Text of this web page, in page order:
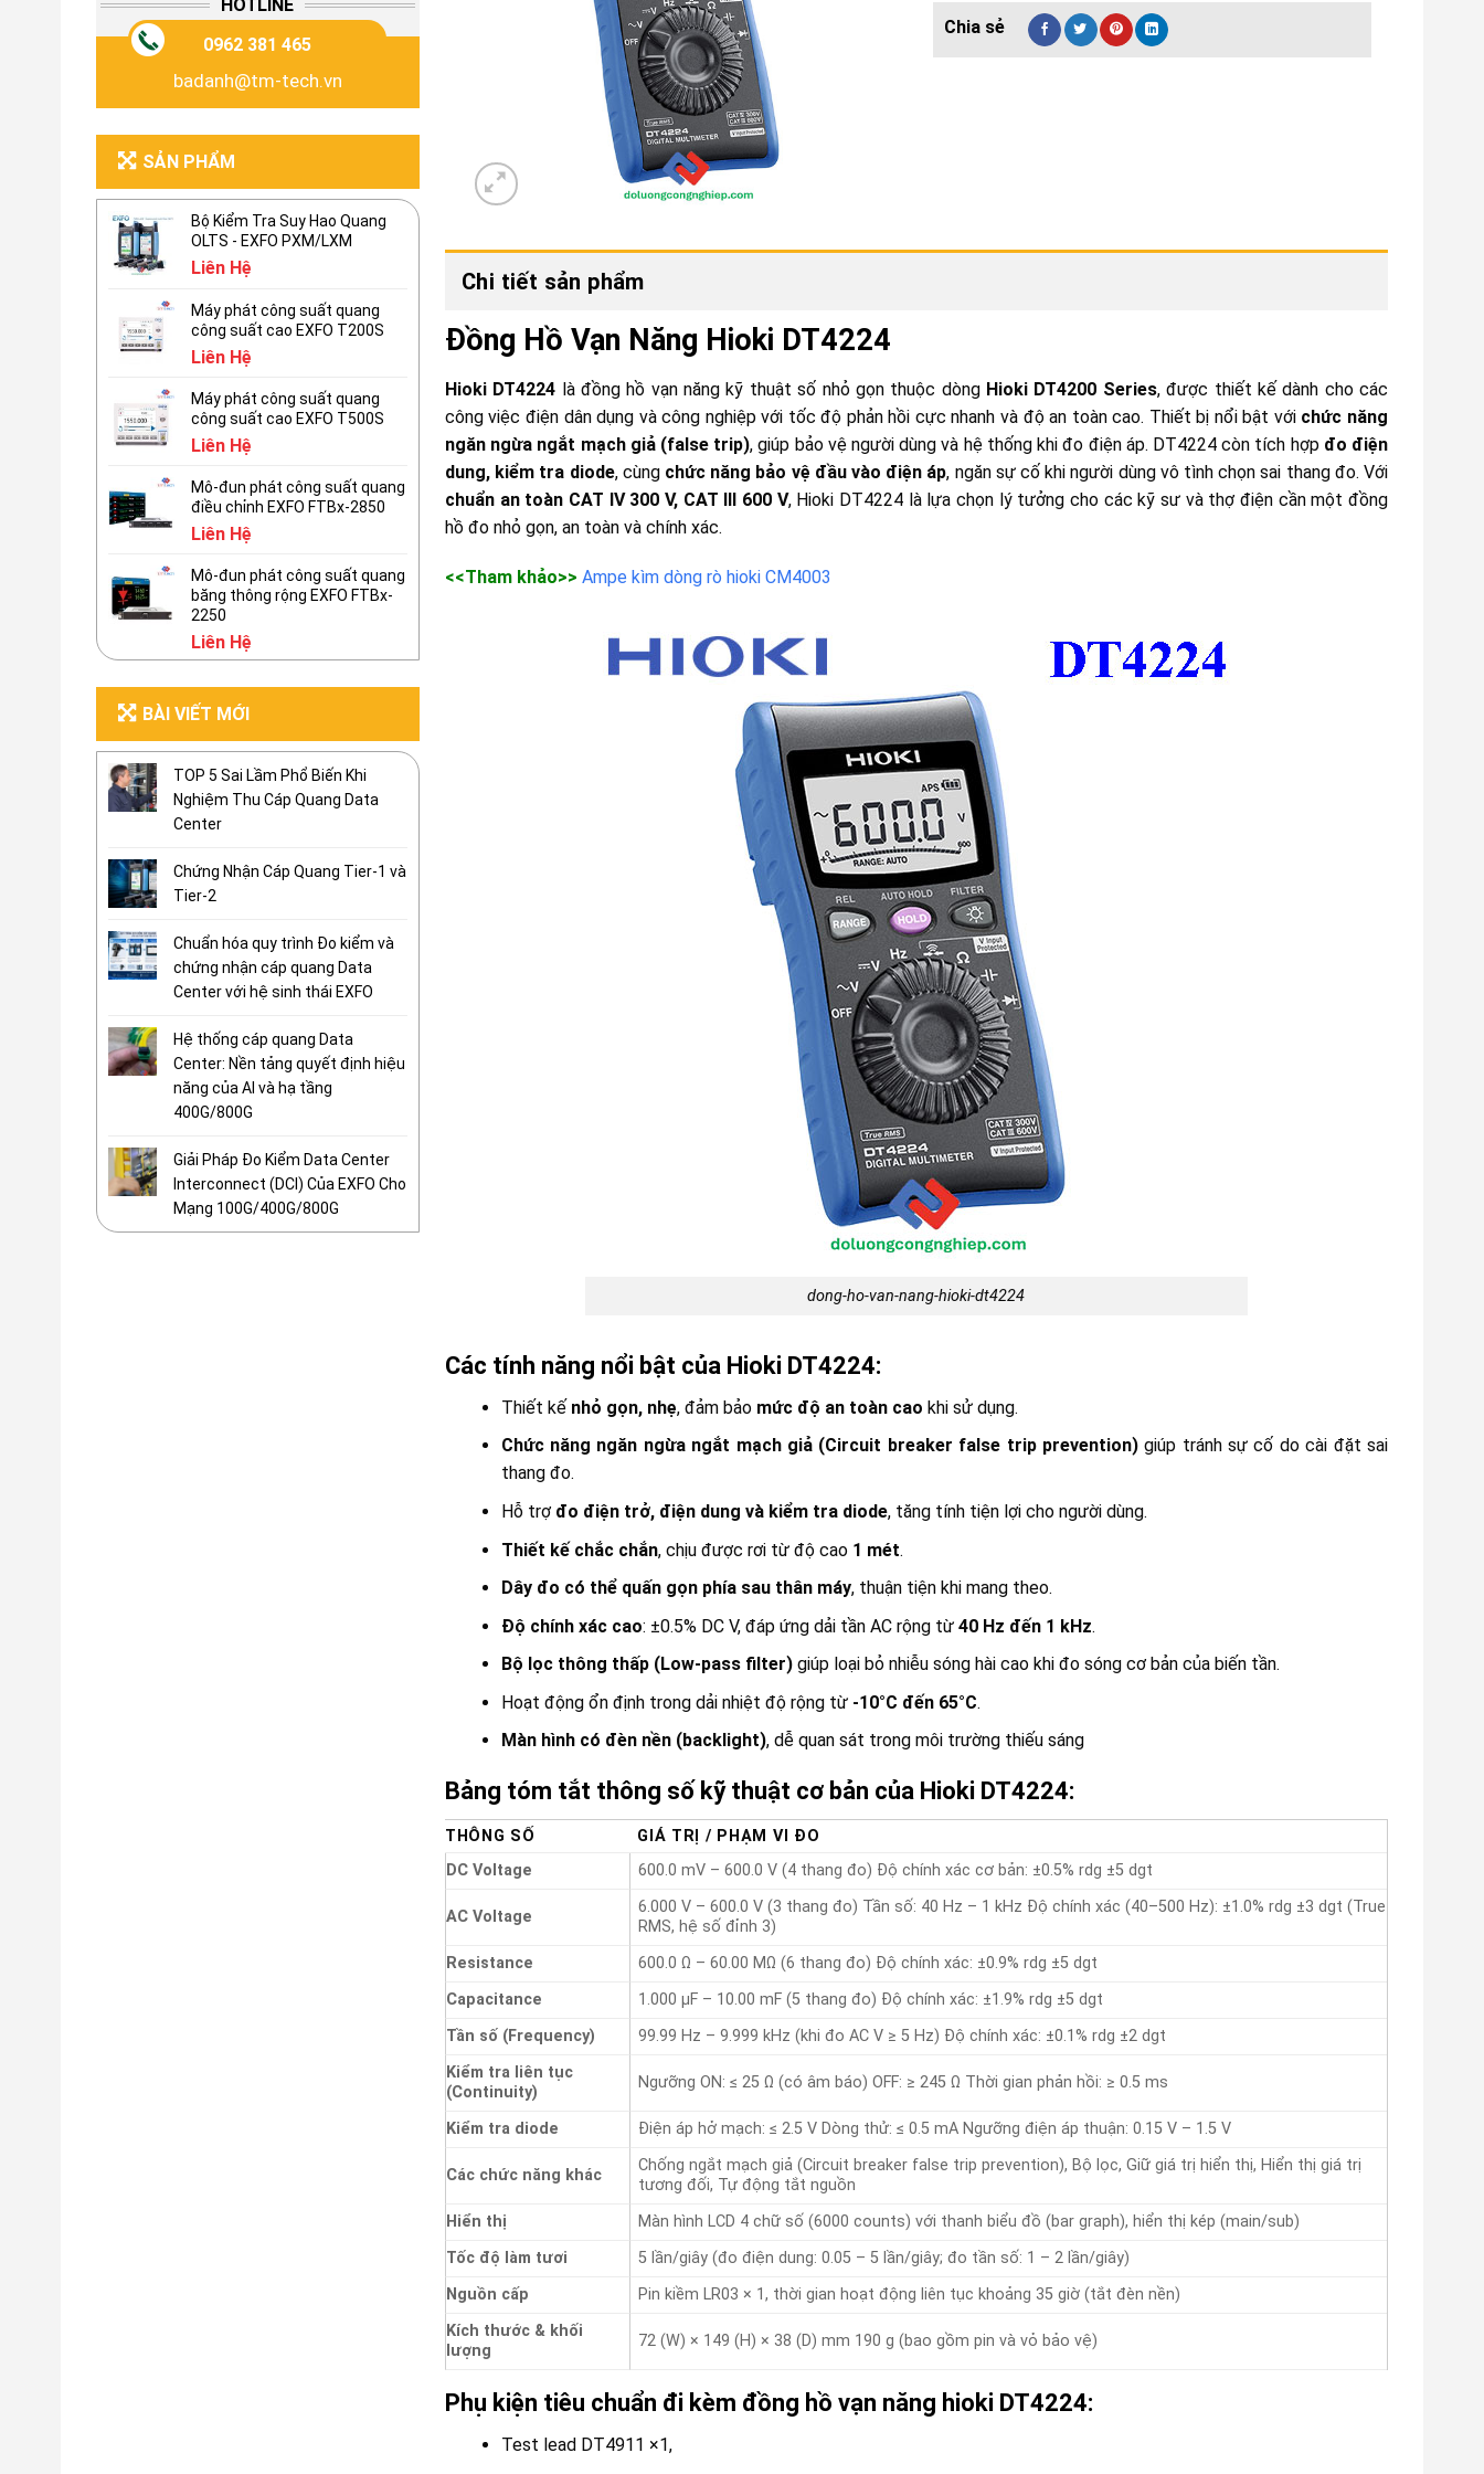
Chi tiết sản phẩm
Đồng Hồ Vạn Năng Hioki DT4224
Hioki DT4224 là đồng hồ vạn năng kỹ thuật số nhỏ gọn thuộc dòng Hioki DT4200 Series, được thiết kế dành cho các
công việc điện dân dụng và công nghiệp với tốc độ phản hồi cực nhanh và độ an toàn cao. Thiết bị nổi bật với chức năng
ngăn ngừa ngắt mạch giả (false trip), giúp bảo vệ người dùng và hệ thống khi đo điện áp. DT4224 còn tích hợp đo điện
dung, kiểm tra diode, cùng chức năng bảo vệ đầu vào điện áp, ngăn sự cố khi người dùng vô tình chọn sai thang đo. Với
chuẩn an toàn CAT IV 300 V, CAT III 600 V, Hioki DT4224 là lựa chọn lý tưởng cho các kỹ sư và thợ điện cần một đồng
hồ đo nhỏ gọn, an toàn và chính xác.
<<Tham khảo>> Ampe kìm dòng rò hioki CM4003
dong-ho-van-nang-hioki-dt4224
Các tính năng nổi bật của Hioki DT4224:
Thiết kế nhỏ gọn, nhẹ, đảm bảo mức độ an toàn cao khi sử dụng.
Chức năng ngăn ngừa ngắt mạch giả (Circuit breaker false trip prevention)giúp tránh sự cố do cài đặt sai
thang đo.
Hỗ trợ đo điện trở, điện dung và kiểm tra diode, tăng tính tiện lợi cho người dùng.
Thiết kế chắc chắn, chịu được rơi từ độ cao 1 mét.
Dây đo có thể quấn gọn phía sau thân máy, thuận tiện khi mang theo.
Độ chính xác cao: ±0.5% DC V, đáp ứng dải tần AC rộng từ 40 Hz đến 1 kHz.
Bộ lọc thông thấp (Low-pass filter)giúp loại bỏ nhiễu sóng hài cao khi đo sóng cơ bản của biến tần.
Hoạt động ổn định trong dải nhiệt độ rộng từ -10°C đến 65°C.
Màn hình có đèn nền (backlight), dễ quan sát trong môi trường thiếu sáng
Bảng tóm tắt thông số kỹ thuật cơ bản của Hioki DT4224:
THÔNG SỐ
GIÁ TRỊ / PHẠM VI ĐO
DC Voltage
600.0 mV – 600.0 V (4 thang đo) Độ chính xác cơ bản: ±0.5% rdg ±5 dgt
AC Voltage
6.000 V – 600.0 V (3 thang đo) Tần số: 40 Hz – 1 kHz Độ chính xác (40–500 Hz): ±1.0% rdg ±3 dgt (True
RMS, hệ số đỉnh 3)
Resistance
600.0 Ω – 60.00 MΩ (6 thang đo) Độ chính xác: ±0.9% rdg ±5 dgt
Capacitance
1.000 μF – 10.00 mF (5 thang đo) Độ chính xác: ±1.9% rdg ±5 dgt
Tần số (Frequency)
99.99 Hz – 9.999 kHz (khi đo AC V ≥ 5 Hz) Độ chính xác: ±0.1% rdg ±2 dgt
Kiểm tra liên tục
(Continuity)
Ngưỡng ON: ≤ 25 Ω (có âm báo) OFF: ≥ 245 Ω Thời gian phản hồi: ≥ 0.5 ms
Kiểm tra diode Điện áp hở mạch: ≤ 2.5 V Dòng thử: ≤ 0.5 mA Ngưỡng điện áp thuận: 0.15 V – 1.5 V
Các chức năng khác
Chống ngắt mạch giả (Circuit breaker false trip prevention), Bộ lọc, Giữ giá trị hiển thị, Hiển thị giá trị
tương đối, Tự động tắt nguồn
Hiển thị
Màn hình LCD 4 chữ số (6000 counts) với thanh biểu đồ (bar graph), hiển thị kép (main/sub)
Tốc độ làm tươi
5 lần/giây (đo điện dung: 0.05 – 5 lần/giây; đo tần số: 1 – 2 lần/giây)
Nguồn cấp
Pin kiềm LR03 × 1, thời gian hoạt động liên tục khoảng 35 giờ (tắt đèn nền)
Kích thước & khối
lượng
72 (W) × 149 (H) × 38 (D) mm 190 g (bao gồm pin và vỏ bảo vệ)
Phụ kiện tiêu chuẩn đi kèm đồng hồ vạn năng hioki DT4224:
Test lead DT4911 ×1,
HOTLINE
0962 381 465
badanh@tm-tech.vn
SẢN PHẨM
Bộ Kiểm Tra Suy Hao Quang
OLTS - EXFO PXM/LXM
Liên Hệ
Máy phát công suất quang
công suất cao EXFO T200S
Liên Hệ
Máy phát công suất quang
công suất cao EXFO T500S
Liên Hệ
Mô-đun phát công suất quang
điều chỉnh EXFO FTBx-2850
Liên Hệ
Mô-đun phát công suất quang
băng thông rộng EXFO FTBx-
2250
Liên Hệ
BÀI VIẾT MỚI
TOP 5 Sai Lầm Phổ Biến Khi
Nghiệm Thu Cáp Quang Data
Center
Chứng Nhận Cáp Quang Tier-1 và
Tier-2
Chuẩn hóa quy trình Đo kiểm và
chứng nhận cáp quang Data
Center với hệ sinh thái EXFO
Hệ thống cáp quang Data
Center: Nền tảng quyết định hiệu
năng của AI và hạ tầng
400G/800G
Giải Pháp Đo Kiểm Data Center
Interconnect (DCI) Của EXFO Cho
Mạng 100G/400G/800G